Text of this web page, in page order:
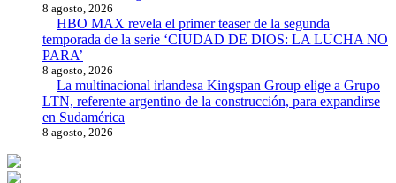
8 agosto, 2026
HBO MAX revela el primer teaser de la segunda
temporada de la serie ‘CIUDAD DE DIOS: LA LUCHA NO
PARA’
8 agosto, 2026
La multinacional irlandesa Kingspan Group elige a Grupo
LTN, referente argentino de la construcción, para expandirse
en Sudamérica
8 agosto, 2026